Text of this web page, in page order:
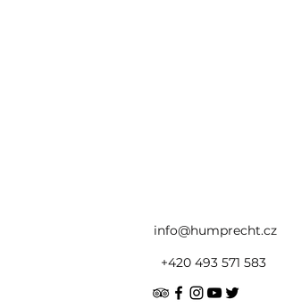
info@humprecht.cz
+420 493 571 583